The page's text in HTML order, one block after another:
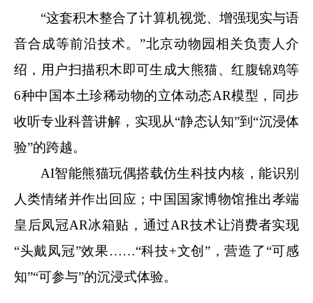
“这套积木整合了计算机视觉、增强现实与语
音合成等前沿技术。”北京动物园相关负责人介
绍，用户扫描积木即可生成大熊猫、红腹锦鸡等
6种中国本土珍稀动物的立体动态AR模型，同步
收听专业科普讲解，实现从“静态认知”到“沉浸体
验”的跨越。
AI智能熊猫玩偶搭载仿生科技内核，能识别
人类情绪并作出回应；中国国家博物馆推出孝端
皇后凤冠AR冰箱贴，通过AR技术让消费者实现
“头戴凤冠”效果……“科技+文创”，营造了“可感
知”“可参与”的沉浸式体验。